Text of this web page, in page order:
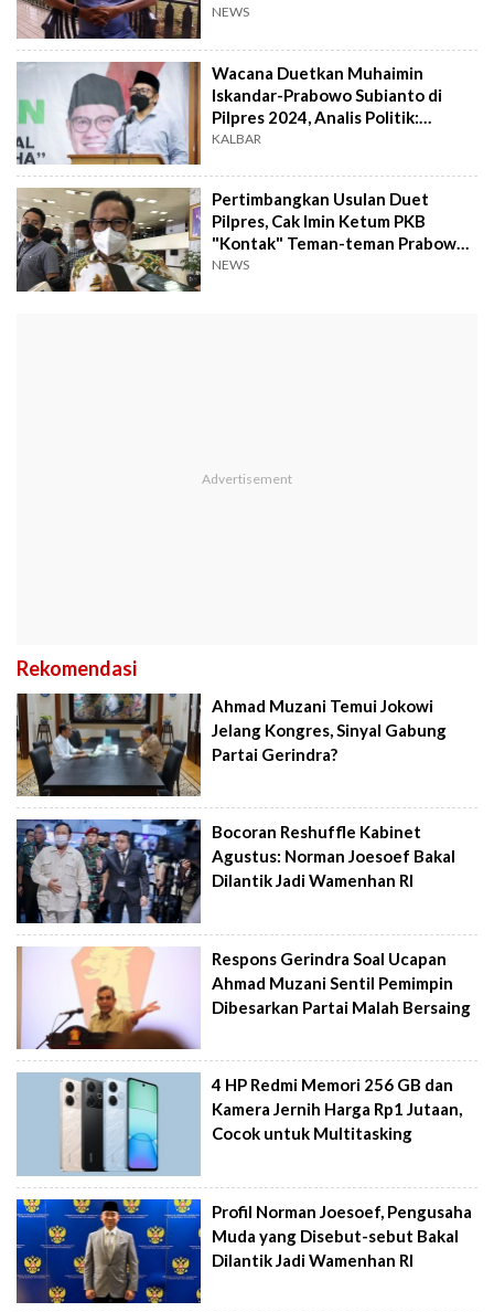
NEWS
Wacana Duetkan Muhaimin
Iskandar-Prabowo Subianto di
Pilpres 2024, Analis Politik:
Bentuk Kebingungan PKB
KALBAR
Pertimbangkan Usulan Duet
Pilpres, Cak Imin Ketum PKB
"Kontak" Teman-teman Prabowo
Subianto di Gerindra
NEWS
Rekomendasi
Ahmad Muzani Temui Jokowi
Jelang Kongres, Sinyal Gabung
Partai Gerindra?
Bocoran Reshuffle Kabinet
Agustus: Norman Joesoef Bakal
Dilantik Jadi Wamenhan RI
Respons Gerindra Soal Ucapan
Ahmad Muzani Sentil Pemimpin
Dibesarkan Partai Malah Bersaing
4 HP Redmi Memori 256 GB dan
Kamera Jernih Harga Rp1 Jutaan,
Cocok untuk Multitasking
Profil Norman Joesoef, Pengusaha
Muda yang Disebut-sebut Bakal
Dilantik Jadi Wamenhan RI